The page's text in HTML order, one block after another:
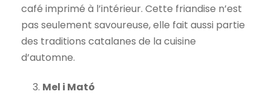
café imprimé à l’intérieur. Cette friandise n’est
pas seulement savoureuse, elle fait aussi partie
des traditions catalanes de la cuisine
d’automne.
Mel i Mató